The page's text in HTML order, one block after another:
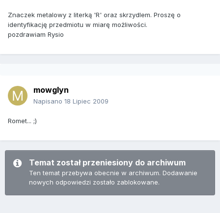
Znaczek metalowy z literką 'R' oraz skrzydlem. Proszę o
identyfikację przedmiotu w miarę możliwości.
pozdrawiam Rysio
mowglyn
Napisano 18 Lipiec 2009
Romet... ;)
Temat został przeniesiony do archiwum
Ten temat przebywa obecnie w archiwum. Dodawanie
nowych odpowiedzi zostało zablokowane.